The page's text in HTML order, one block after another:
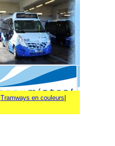
Tramways en couleurs